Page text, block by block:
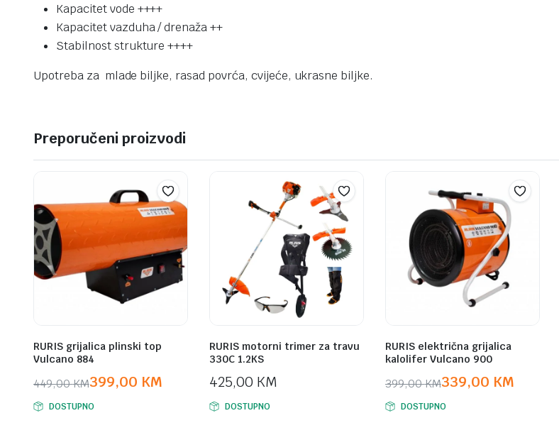
Kapacitet vode ++++
Kapacitet vazduha / drenaža ++
Stabilnost strukture ++++
Upotreba za mlade biljke, rasad povrća, cvijeće, ukrasne biljke.
Preporučeni proizvodi
RURIS grijalica plinski top
Vulcano 884
449,00KM
Original
price
399,00 KM
Current
price
DOSTUPNO
RURIS motorni trimer za travu
330C 1.2KS
425,00 KM
DOSTUPNO
RURIS električna grijalica
kalolifer Vulcano 900
399,00KM
Original
price
339,00 KM
Current
price
DOSTUPNO